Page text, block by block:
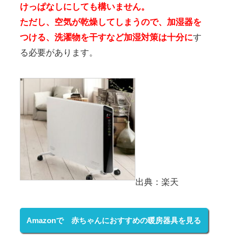
けっぱなしにしても構いません。
ただし、空気が乾燥してしまうので、加湿器を
つける、洗濯物を干すなど加湿対策は十分にす
る必要があります。
出典：楽天
Amazonで 赤ちゃんにおすすめの暖房器具を見る